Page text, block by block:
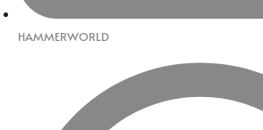
HAMMERWORLD